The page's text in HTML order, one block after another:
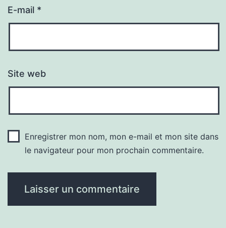
E-mail *
Site web
Enregistrer mon nom, mon e-mail et mon site dans
le navigateur pour mon prochain commentaire.